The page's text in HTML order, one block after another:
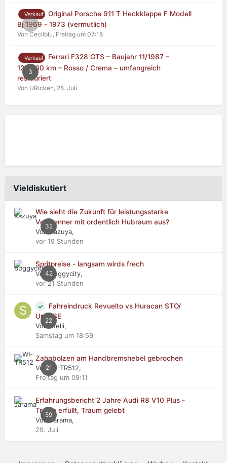
0
Verkauf
Original Porsche 911 T Heckklappe F Modell
Bj 1969 - 1973 (vermutlich)
Von Cecilblu, Freitag um 07:18
3
Verkauf
Ferrari F328 GTS – Baujahr 11/1987 –
125.000 km – Rosso / Crema – umfangreich
restauriert
Von URicken, 28. Juli
Vieldiskutiert
32
Wie sieht die Zukunft für leistungsstarke
Verbrenner mit ordentlich Hubraum aus?
Von Kazuya,
vor 19 Stunden
42
Spritpreise - langsam wirds frech
Von buggycity,
vor 21 Stunden
22
Fahreindruck Revuelto vs Huracan STO/
Urus SE
Von stelli,
Samstag um 18:59
21
Zahnbolzen am Handbremshebel gebrochen
Von WI-TR512,
Freitag um 09:11
59
Erfahrungsbericht 2 Jahre Audi R8 V10 Plus -
Traum erfüllt, Traum gelebt
Von Jarama,
29. Juli